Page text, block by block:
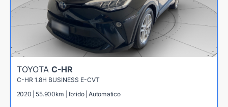
TOYOTA C-HR
C-HR 1.8H BUSINESS E-CVT
2020 | 55.900km | Ibrido | Automatico